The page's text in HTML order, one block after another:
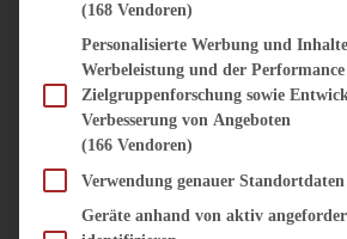
SÜSS &
DIPS,
(168 Vendoren)
Personalisierte Werbung und
Werbeleistung und der
Zielgruppenforschung sowie
Verbesserung von Angeboten
(166 Vendoren)
Verwendung genauer Standortdaten
Geräte anhand von aktiv